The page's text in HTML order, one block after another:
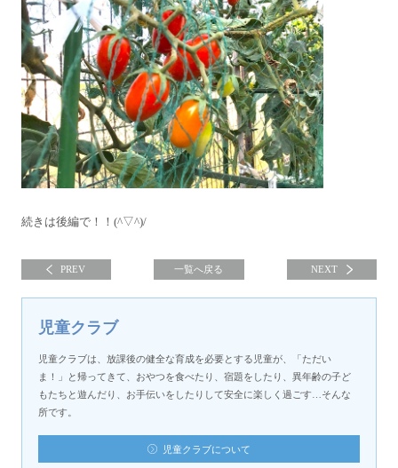
続きは後編で！！ (^▽^)/
PREV 一覧へ戻る NEXT
児童クラブ
児童クラブは、放課後の健全な育成を必要とする児童が、「ただい
ま！」と帰ってきて、おやつを食べたり、宿題をしたり、異年齢の子ど
もたちと遊んだり、お手伝いをしたりして安全に楽しく過ごす…そんな
所です。
児童クラブについて